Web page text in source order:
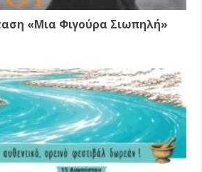
«Μια Φιγούρα Σιωπηλή»